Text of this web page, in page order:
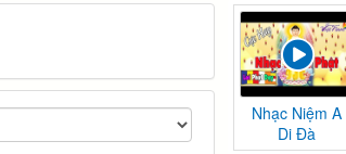
Nhạc Niệm A
Di Đà